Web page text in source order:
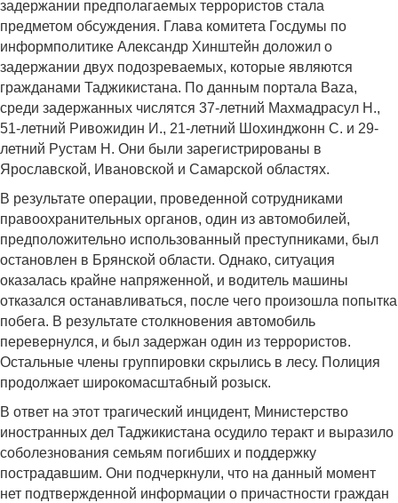
задержании предполагаемых террористов стала
предметом обсуждения. Глава комитета Госдумы по
информполитике Александр Хинштейн доложил о
задержании двух подозреваемых, которые являются
гражданами Таджикистана. По данным портала Baza,
среди задержанных числятся 37-летний Махмадрасул Н.,
51-летний Ривожидин И., 21-летний Шохинджонн С. и 29-
летний Рустам Н. Они были зарегистрированы в
Ярославской, Ивановской и Самарской областях.
В результате операции, проведенной сотрудниками
правоохранительных органов, один из автомобилей,
предположительно использованный преступниками, был
остановлен в Брянской области. Однако, ситуация
оказалась крайне напряженной, и водитель машины
отказался останавливаться, после чего произошла попытка
побега. В результате столкновения автомобиль
перевернулся, и был задержан один из террористов.
Остальные члены группировки скрылись в лесу. Полиция
продолжает широкомасштабный розыск.
В ответ на этот трагический инцидент, Министерство
иностранных дел Таджикистана осудило теракт и выразило
соболезнования семьям погибших и поддержку
пострадавшим. Они подчеркнули, что на данный момент
нет подтвержденной информации о причастности граждан